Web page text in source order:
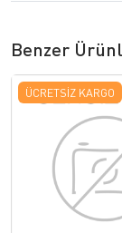
Benzer
ÜCRETSIZ KARGO